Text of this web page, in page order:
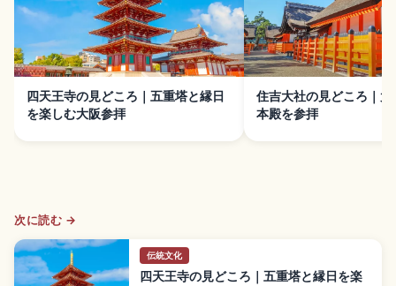
四天王寺の見どころ｜五重塔と縁日
を楽しむ大阪参拝
住吉大社の見どころ｜太
本殿を参拝
次に読む →
伝統文化
四天王寺の見どころ｜五重塔と縁日を楽